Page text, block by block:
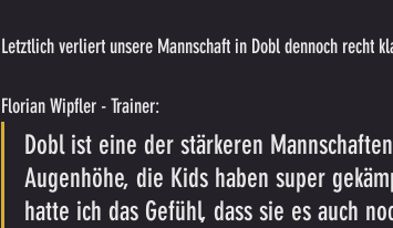
Letztlich verliert unsere Mannschaft in Dobl dennoch recht
Florian Wipfler - Trainer:
Dobl ist eine der stärkeren
Augenhöhe, die Kids haben super
hatte ich das Gefühl, dass sie es auch